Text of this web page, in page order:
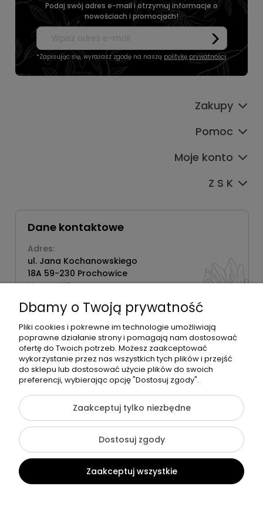
Podaj swój adres e-mail i otrzymuj informacje o
nowościach i promocjach!
*Zapisując się, wyrażasz zgodę na naszą politykę prywatności.
Zakupy
Pomoc
Moje konto
Z S K
Dane kontaktowe
Adres:
ul. Jana Kochanowskiego
18A 59-230 Prochowice
Numer NIP:
Telefon:
518358020
©2026 Wszelkie Prawa Zastrzeżone | Zrób Sobie Krem
Szablon Flex byEcommercy
Pokaż pełną wersję strony
Sklep internetowy Shoper Premium
Dbamy o Twoją prywatność
Pliki cookies i pokrewne im technologie umożliwiają
poprawne działanie strony i pomagają nam dostosować
ofertę do Twoich potrzeb. Możesz zaakceptować
wykorzystanie przez nas wszystkich tych plików i przejść
do sklepu lub dostosować użycie plików do swoich
preferencji, wybierając opcję "Dostosuj zgody".
Zaakceptuj tylko niezbędne
Dostosuj zgody
Zaakceptuj wszystkie